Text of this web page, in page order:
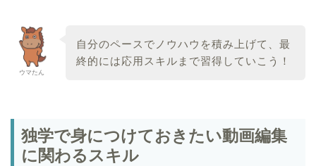
ウマたん
自分のペースでノウハウを積み上げて、最
終的には応用スキルまで習得していこう！
独学で身につけておきたい動画編集
に関わるスキル